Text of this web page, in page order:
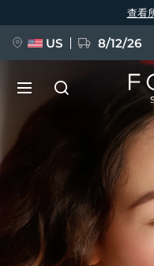
查看
US 8/12/26
FAQ™ Pure
BREAKING NEWS
語言
English
Français